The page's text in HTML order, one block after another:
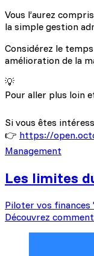
Vous l’aurez
la simple gestion
Considérez le
amélioration de la
💡
Pour aller plus loin
Si vous êtes
👉 https://
Management
Les limites
Piloter vos finances
Découvrez